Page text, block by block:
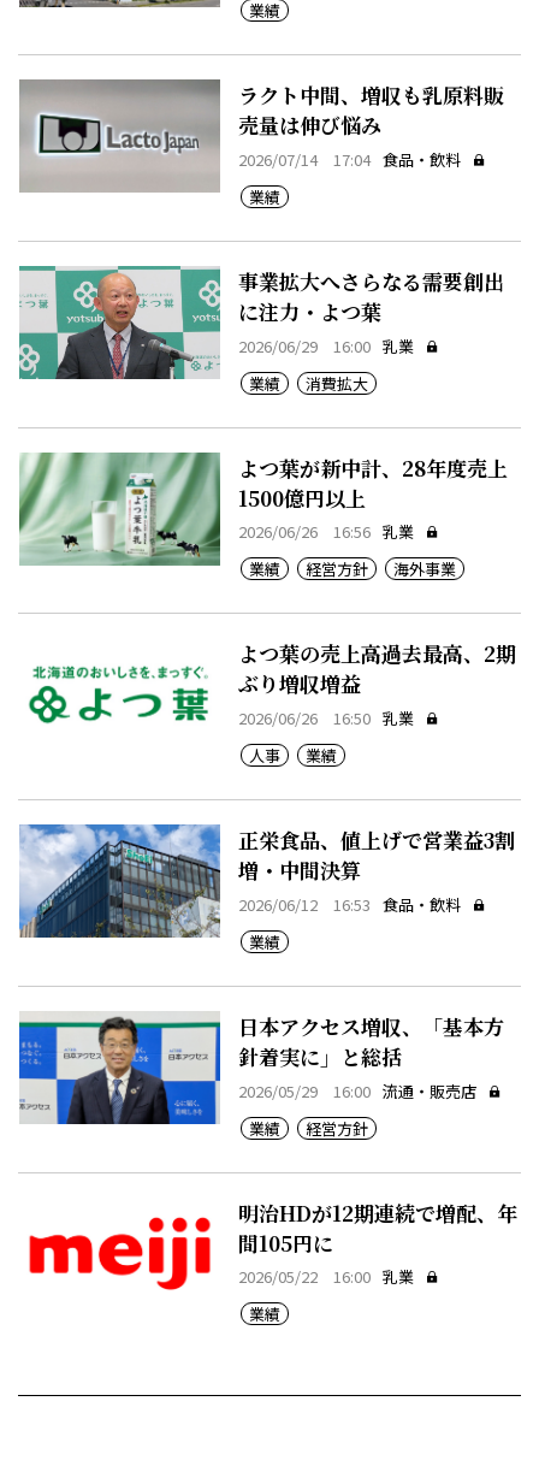
業績
ラクト中間、増収も乳原料販
売量は伸び悩み
2026/07/14 17:04 食品・飲料
業績
事業拡大へさらなる需要創出
に注力・よつ葉
2026/06/29 16:00 乳業
業績
消費拡大
よつ葉が新中計、28年度売上
1500億円以上
2026/06/26 16:56 乳業
業績
経営方針 海外事業
よつ葉の売上高過去最高、2期
ぶり増収増益
2026/06/26 16:50 乳業
人事
業績
正栄食品、値上げで営業益3割
増・中間決算
2026/06/12 16:53 食品・飲料
業績
日本アクセス増収、「基本方
針着実に」と総括
2026/05/29 16:00 流通・販売店
業績
経営方針
明治HDが12期連続で増配、年
間105円に
2026/05/22 16:00 乳業
業績